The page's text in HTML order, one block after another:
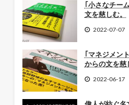
｢小さなチー
文を慈しむ。
2022-07-07
｢マネジメン
からの文を慈
2022-06-17